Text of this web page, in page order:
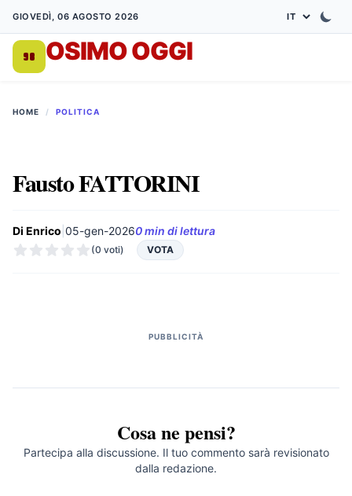
GIOVEDÌ, 06 AGOSTO 2026
OSIMO OGGI
HOME / POLITICA
Fausto FATTORINI
Di Enrico 05-gen-20260 min di lettura
(0 voti) VOTA
PUBBLICITÀ
Cosa ne pensi?
Partecipa alla discussione. Il tuo commento sarà revisionato
dalla redazione.